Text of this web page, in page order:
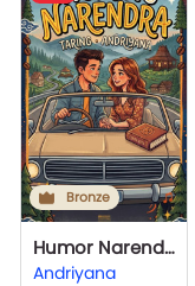
Bronze
Humor Narendra
Andriyana